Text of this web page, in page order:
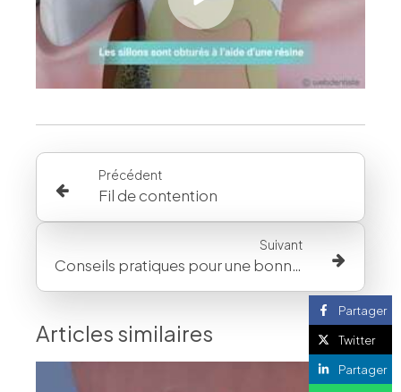
Précédent
Fil de contention
Suivant
Conseils pratiques pour une bonne hygiène bucco-dentaire avec un appareil
Articles similaires
Partager
Twitter
Partager